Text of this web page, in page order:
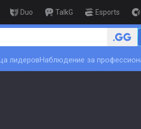
Duo TalkG Esports
🏆 Rank Up in 3 Days! Challenger
лидеровНаблюдение за